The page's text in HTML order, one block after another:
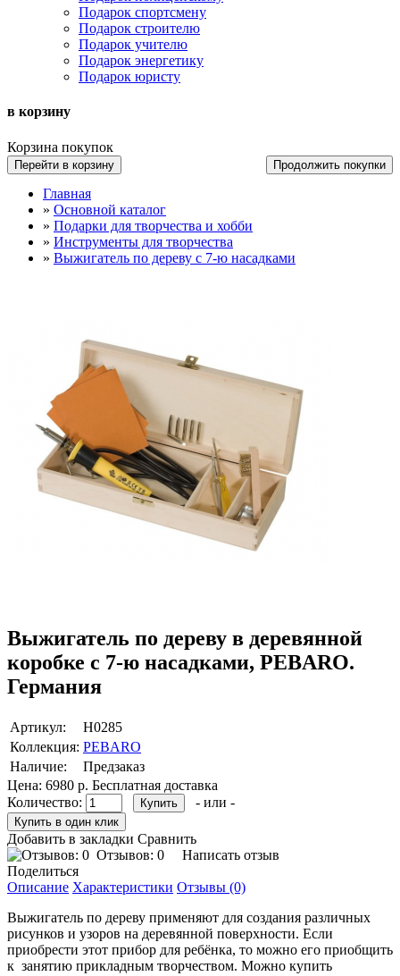
Подарок спортсмену
Подарок строителю
Подарок учителю
Подарок энергетику
Подарок юристу
в корзину
Корзина покупок
Перейти в корзину Продолжить покупки
Главная
» Основной каталог
» Подарки для творчества и хобби
» Инструменты для творчества
» Выжигатель по дереву с 7-ю насадками
Выжигатель по дереву в деревянной
коробке с 7-ю насадками, PEBARO.
Германия
Артикул:
H0285
Коллекция: PEBARO
Наличие:
Предзаказ
Цена: 6980 р. Бесплатная доставка
Количество:
- или -
Добавить в закладки Сравнить
Отзывов: 0
Написать отзыв
Поделиться
Описание Характеристики Отзывы (0)
Выжигатель по дереву применяют для создания различных
рисунков и узоров на деревянной поверхности. Если
приобрести этот прибор для ребёнка, то можно его приобщить
к занятию прикладным творчеством. Можно купить